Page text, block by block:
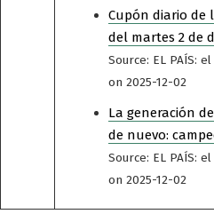
Cupón diario de
del martes 2 de
Source: EL PAÍS:
on 2025-12-02
La generación
de nuevo:
Source: EL PAÍS:
on 2025-12-02